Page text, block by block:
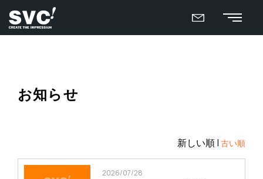
お知らせ
新しい順 | 古い順
2026/07/28